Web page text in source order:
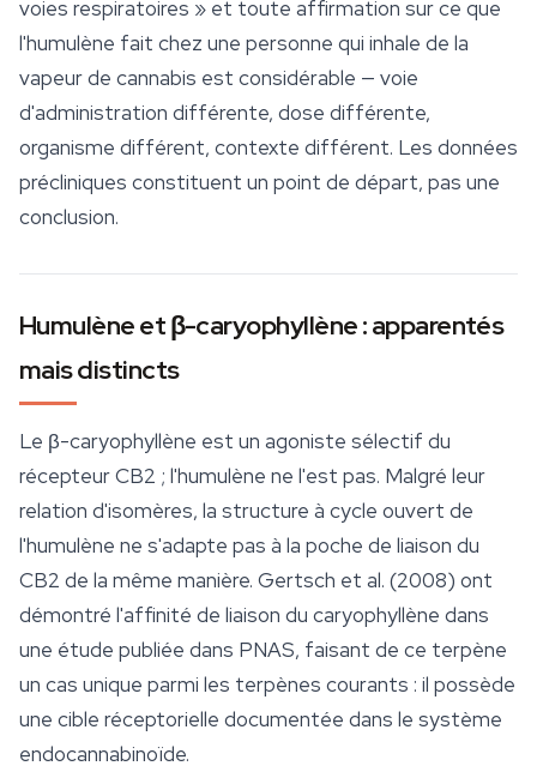
voies respiratoires » et toute affirmation sur ce que
l'humulène fait chez une personne qui inhale de la
vapeur de cannabis est considérable — voie
d'administration différente, dose différente,
organisme différent, contexte différent. Les données
précliniques constituent un point de départ, pas une
conclusion.
Humulène et β-caryophyllène : apparentés
mais distincts
Le β-caryophyllène est un agoniste sélectif du
récepteur CB2 ; l'humulène ne l'est pas. Malgré leur
relation d'isomères, la structure à cycle ouvert de
l'humulène ne s'adapte pas à la poche de liaison du
CB2 de la même manière. Gertsch et al. (2008) ont
démontré l'affinité de liaison du caryophyllène dans
une étude publiée dans PNAS, faisant de ce terpène
un cas unique parmi les terpènes courants : il possède
une cible réceptorielle documentée dans le système
endocannabinoïde.